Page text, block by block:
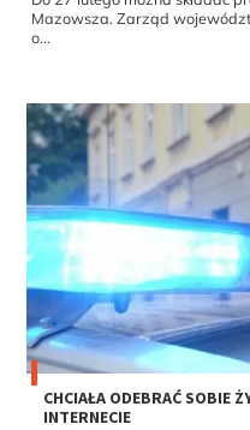
Mazowsza. Zarząd
o...
CHCIAŁA ODEBRAĆ SOBIE
INTERNECIE